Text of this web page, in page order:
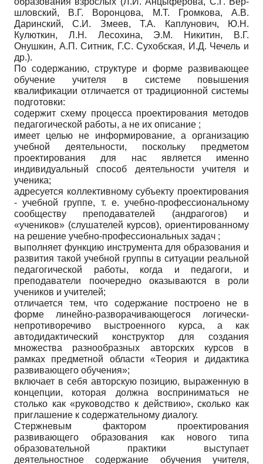
шловский, В.Г. Воронцова, М.Т. Громкова, А.В.
Даринский, С.И. Змеев, Т.А. Каплунович, Ю.Н.
Кулюткин, Л.Н. Лесохина, Э.М. Никитин, В.Г.
Онушкин, А.П. Ситник, Г.С. Сухобская, И.Д. Чечель и
др.).
По содержанию, структуре и форме развивающее
обучение учителя в системе повышения
квалификации отличается от традиционной системы
подготовки:
содержит схему процесса проектирования методов
педагогической работы, а не их описание ;
имеет целью не информирование, а организацию
учебной деятельности, поскольку предметом
проектирования для нас является именно
индивидуальный способ деятельности учителя и
ученика;
адресуется коллективному субъекту проектирования
- учебной группе, т. е. учебно-профессиональному
сообществу преподавателей (андрагогов) и
«учеников» (слушателей курсов), ориентированному
на решение учебно-профессиональных задач ;
выполняет функцию инструмента для образования и
развития такой учебной группы в ситуации реальной
педагогической работы, когда и педагоги, и
преподаватели поочередно оказываются в роли
учеников и учителей;
отличается тем, что содержание построено не в
форме линейно-разворачивающегося логически-
непротиворечиво выстроенного курса, а как
автодидактический конструктор для создания
множества разнообразных авторских курсов в
рамках предметной области «Теория и дидактика
развивающего обучения»;
включает в себя авторскую позицию, выраженную в
концепции, которая должна восприниматься не
столько как «руководство к действию», сколько как
приглашение к содержательному диалогу.
Стержневым фактором проектирования
развивающего образования как нового типа
образовательной практики выступает
деятельностное содержание обучения учителя,